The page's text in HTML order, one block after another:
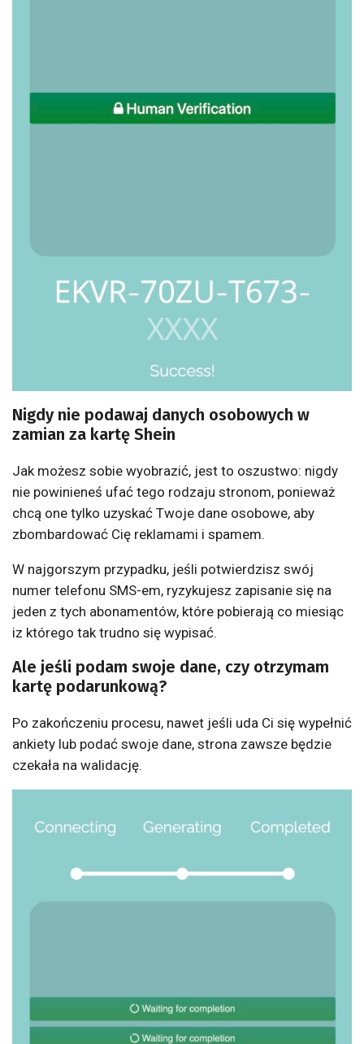
Nigdy nie podawaj danych osobowych w
zamian za kartę Shein
Jak możesz sobie wyobrazić, jest to oszustwo: nigdy
nie powinieneś ufać tego rodzaju stronom, ponieważ
chcą one tylko uzyskać Twoje dane osobowe, aby
zbombardować Cię reklamami i spamem.
W najgorszym przypadku, jeśli potwierdzisz swój
numer telefonu SMS-em, ryzykujesz zapisanie się na
jeden z tych abonamentów, które pobierają co miesiąc
iz którego tak trudno się wypisać.
Ale jeśli podam swoje dane, czy otrzymam
kartę podarunkową?
Po zakończeniu procesu, nawet jeśli uda Ci się wypełnić
ankiety lub podać swoje dane, strona zawsze będzie
czekała na walidację.